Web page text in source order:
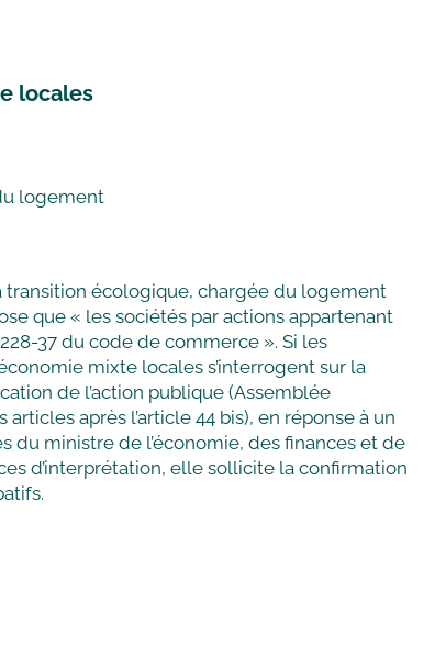
locales
logement
transition écologique, chargée du logement
que « les sociétés par actions appartenant
37 du code de commerce ». Si les
mixte locales s’interrogent sur la
de l’action publique (Assemblée
après l’article 44 bis), en réponse à un
ministre de l’économie, des finances et de
d’interprétation, elle sollicite la confirmation